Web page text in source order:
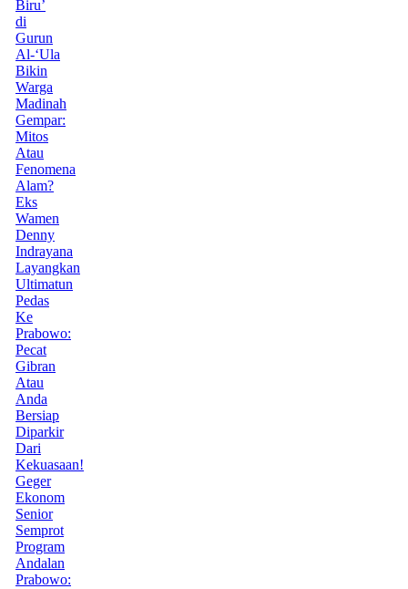
Biru’
di
Gurun
Al-‘Ula
Bikin
Warga
Madinah
Gempar:
Mitos
Atau
Fenomena
Alam?
Eks
Wamen
Denny
Indrayana
Layangkan
Ultimatun
Pedas
Ke
Prabowo:
Pecat
Gibran
Atau
Anda
Bersiap
Diparkir
Dari
Kekuasaan!
Geger
Ekonom
Senior
Semprot
Program
Andalan
Prabowo: